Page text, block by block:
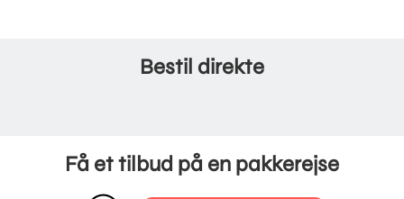
Bestil direkte
Få et tilbud på en pakkerejse